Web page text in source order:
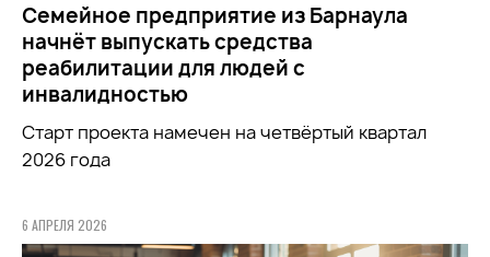
Семейное предприятие из Барнаула
начнёт выпускать средства
реабилитации для людей с
инвалидностью
Старт проекта намечен на четвёртый квартал
2026 года
6 АПРЕЛЯ 2026